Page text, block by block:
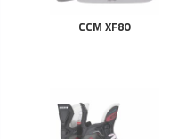
CCM XF80